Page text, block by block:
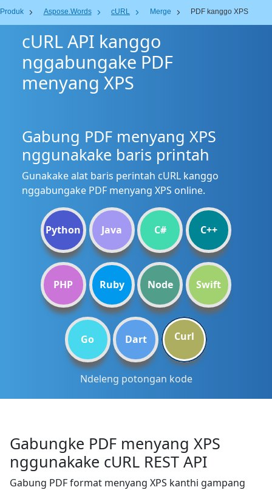
Produk Aspose.Words cURL Merge PDF kanggo XPS
cURL API kanggo
nggabungake PDF
menyang XPS
Gabung PDF menyang XPS
nggunakake baris printah
Gunakake alat baris perintah cURL kanggo
nggabungake PDF menyang XPS online.
Python Java C# C++
PHP Ruby Node Swift
Go Dart Curl
Ndeleng potongan kode
Gabungke PDF menyang XPS
nggunakake cURL REST API
Gabung PDF format menyang XPS kanthi gampang